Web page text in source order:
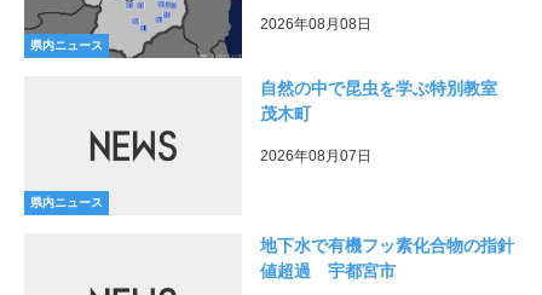
県内ニュース
2026年08月08日
県内ニュース
自然の中で昆虫を学ぶ特別教室
茂木町
2026年08月07日
地下水で有機フッ素化合物の指針
値超過 宇都宮市